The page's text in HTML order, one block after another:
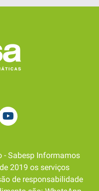
- Sabesp Informamos
2019 os serviços
de responsabilidade